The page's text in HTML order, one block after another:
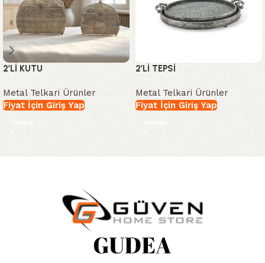
2’Lİ KUTU
Metal Telkari Ürünler
Fiyat İçin Giriş Yap
İncele
2’Lİ TEPSİ
Metal Telkari Ürünler
Fiyat İçin Giriş Yap
İncele
Read More